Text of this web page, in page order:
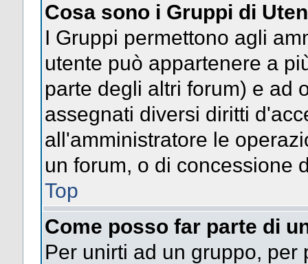
Cosa sono i Gruppi di
I Gruppi permettono agli
utente può appartenere a
parte degli altri forum) e ad
assegnati diversi diritti
all'amministratore le
un forum, o di concessione
Top
Come posso far parte di
Per unirti ad un gruppo,